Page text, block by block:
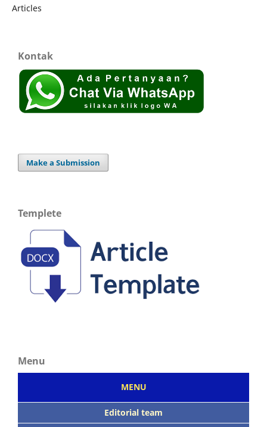
Articles
Kontak
Make a Submission
Templete
Menu
MENU
Editorial team